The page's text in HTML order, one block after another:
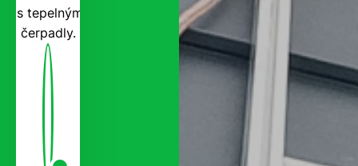
i s tepelnými
čerpadly.